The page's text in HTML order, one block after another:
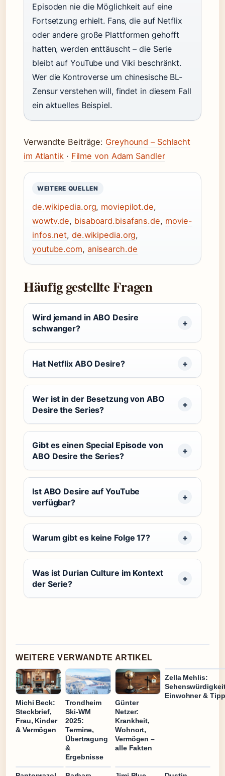
Episoden nie die Möglichkeit auf eine
Fortsetzung erhielt. Fans, die auf Netflix
oder andere große Plattformen gehofft
hatten, werden enttäuscht – die Serie
bleibt auf YouTube und Viki beschränkt.
Wer die Kontroverse um chinesische BL-
Zensur verstehen will, findet in diesem Fall
ein aktuelles Beispiel.
Verwandte Beiträge: Greyhound – Schlacht
im Atlantik · Filme von Adam Sandler
WEITERE QUELLEN
de.wikipedia.org, moviepilot.de,
wowtv.de, bisaboard.bisafans.de, movie-
infos.net, de.wikipedia.org,
youtube.com, anisearch.de
Häufig gestellte Fragen
Wird jemand in ABO Desire
schwanger?
Hat Netflix ABO Desire?
Wer ist in der Besetzung von ABO
Desire the Series?
Gibt es einen Special Episode von
ABO Desire the Series?
Ist ABO Desire auf YouTube
verfügbar?
Warum gibt es keine Folge 17?
Was ist Durian Culture im Kontext
der Serie?
WEITERE VERWANDTE ARTIKEL
Michi Beck:
Steckbrief,
Frau, Kinder
& Vermögen
Trondheim
Ski-WM
2025:
Termine,
Übertragung
&
Ergebnisse
Günter
Netzer:
Krankheit,
Wohnort,
Vermögen –
alle Fakten
Zella Mehlis:
Einwohner &